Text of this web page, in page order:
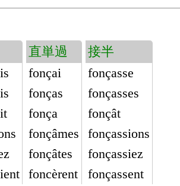
直単過
fonçai
fonças
fonça
fonçâmes
fonçâtes
foncèrent
接半
fonçasse
fonçasses
fonçât
fonçassions
fonçassiez
fonçassent